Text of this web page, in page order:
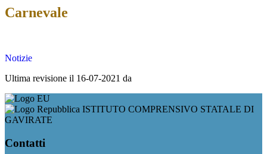
Carnevale
Notizie
Ultima revisione il 16-07-2021 da
ISTITUTO COMPRENSIVO STATALE DI
GAVIRATE
Contatti